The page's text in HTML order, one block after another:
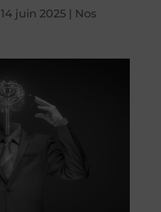
14 juin 2025| Nos